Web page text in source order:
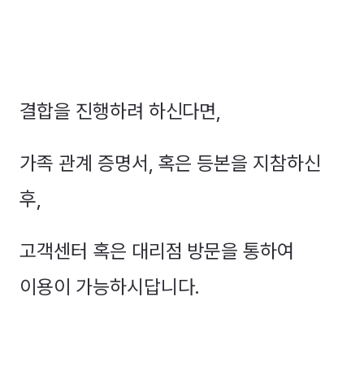
결합을 진행하려 하신다면,
가족 관계 증명서, 혹은 등본을 지참하신
후,
고객센터 혹은 대리점 방문을 통하여
이용이 가능하시답니다.